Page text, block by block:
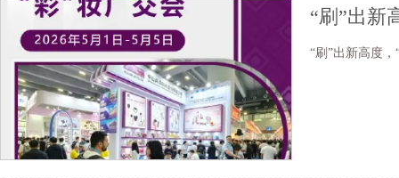
“刷”出新
“刷”出新高度，